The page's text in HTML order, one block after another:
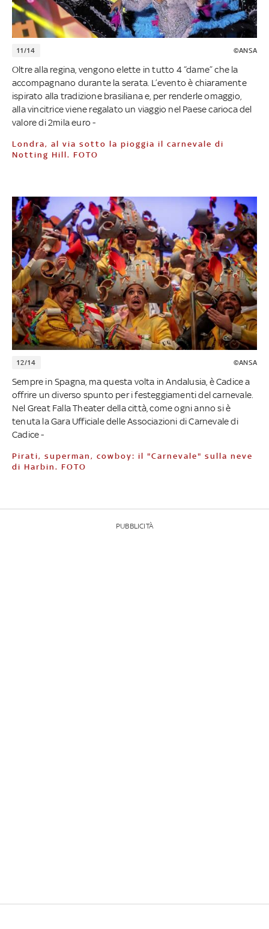
11/14 ©ANSA
Oltre alla regina, vengono elette in tutto 4 “dame” che la
accompagnano durante la serata. L’evento è chiaramente
ispirato alla tradizione brasiliana e, per renderle omaggio,
alla vincitrice viene regalato un viaggio nel Paese carioca del
valore di 2mila euro -
Londra, al via sotto la pioggia il carnevale di
Notting Hill. FOTO
12/14 ©ANSA
Sempre in Spagna, ma questa volta in Andalusia, è Cadice a
offrire un diverso spunto per i festeggiamenti del carnevale.
Nel Great Falla Theater della città, come ogni anno si è
tenuta la Gara Ufficiale delle Associazioni di Carnevale di
Cadice -
Pirati, superman, cowboy: il "Carnevale" sulla neve
di Harbin. FOTO
PUBBLICITÀ